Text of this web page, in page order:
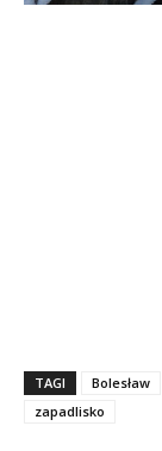
TAGI Bolesław
zapadlisko